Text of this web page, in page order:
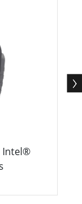
Intel®